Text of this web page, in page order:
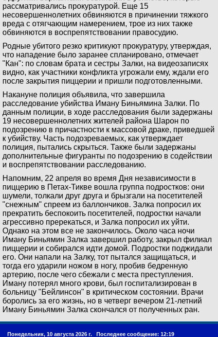
рассматривались прокуратурой. Еще 15
несовершеннолетних обвиняются в причинении тяжкого
вреда с отягчающим намерением, трое из них также
обвиняются в воспрепятствовании правосудию.
Родные убитого резко критикуют прокуратуру, утверждая,
что нападение было заранее спланировано, отмечает
"Кан": по словам брата и сестры Залки, на видеозаписях
видно, как участники конфликта угрожали ему, ждали его
после закрытия пиццерии и пришли подготовленными.
Накануне полиция объявила, что завершила
расследование убийства Иману Биньямина Залки. По
данным полиции, в ходе расследования были задержаны
19 несовершеннолетних жителей района Шарон по
подозрению в причастности к массовой драке, приведшей
к убийству. Часть подозреваемых, как утверждает
полиция, пытались скрыться. Также были задержаны
дополнительные фигуранты по подозрению в содействии
и воспрепятствовании расследованию.
Напомним, 22 апреля во время Дня независимости в
пиццерию в Петах-Тикве вошла группа подростков: они
шумели, толкали друг друга и брызгали на посетителей
"снежным" спреем из баллончиков. Залка попросил их
прекратить беспокоить посетителей, подростки начали
агрессивно пререкаться, и Залка попросил их уйти.
Однако на этом все не закончилось. Около часа ночи
Иману Биньямин Залка завершил работу, закрыл филиал
пиццерии и собирался идти домой. Подростки поджидали
его. Они напали на Залку, тот пытался защищаться, и
тогда его ударили ножом в ногу, пробив бедренную
артерию, после чего сбежали с места преступления.
Иману потерял много крови, был госпитализирован в
больницу "Бейлинсон" в критическом состоянии. Врачи
боролись за его жизнь, но в четверг вечером 21-летний
Иману Биньямин Залка скончался от полученных ран.
Понедельник, 10 августа 2026 г. Последнее сообщение: 12:19